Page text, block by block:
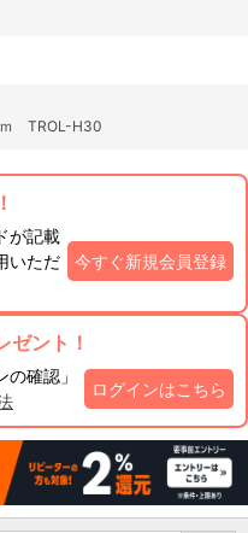
ｍ TROL-H30
が記載
いただ
今すぐ新規会員登録
ゼント！
確認」
ログインはこちら